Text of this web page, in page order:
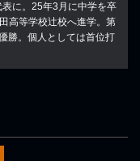
に。25年3月に中学を卒
高等学校辻校へ進学。第
勝。個人としては首位打